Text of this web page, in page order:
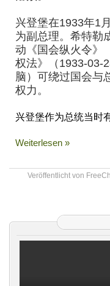
兴登堡在1933年1
为副总理。希特勒
动《国会纵火令》
权法》（1933-03-
脑）可绕过国会与
权力。
兴登堡作为总统当时
Weiterlesen »
Veröffentlicht von